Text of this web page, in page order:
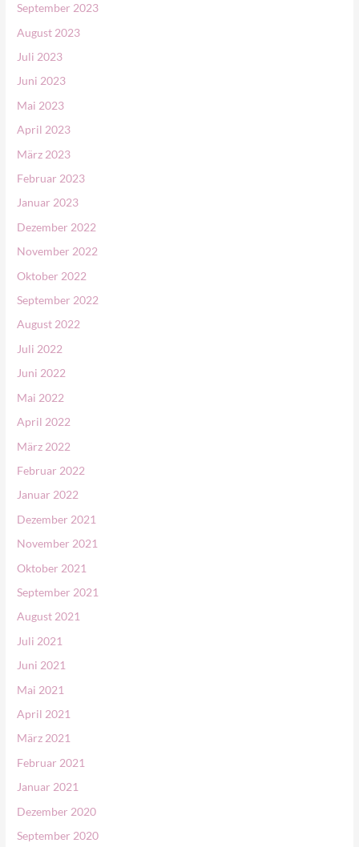
September 2023
August 2023
Juli 2023
Juni 2023
Mai 2023
April 2023
März 2023
Februar 2023
Januar 2023
Dezember 2022
November 2022
Oktober 2022
September 2022
August 2022
Juli 2022
Juni 2022
Mai 2022
April 2022
März 2022
Februar 2022
Januar 2022
Dezember 2021
November 2021
Oktober 2021
September 2021
August 2021
Juli 2021
Juni 2021
Mai 2021
April 2021
März 2021
Februar 2021
Januar 2021
Dezember 2020
September 2020